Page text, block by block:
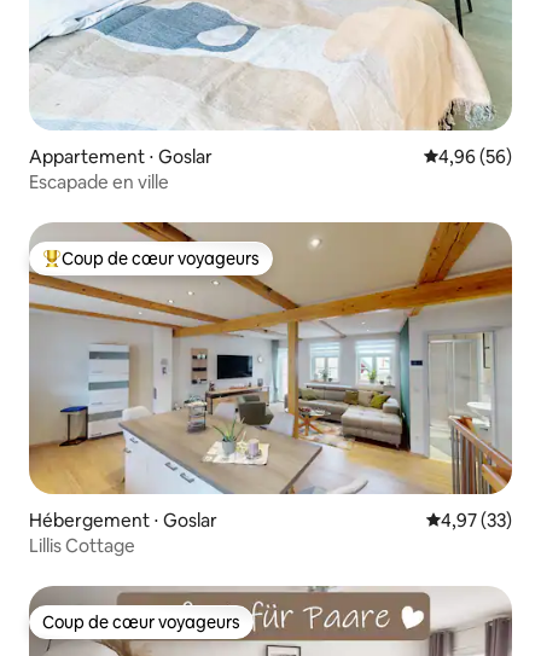
Appartement ⋅ Goslar Évaluation
4,96 (56)
Escapade en ville
Coups de cœur voyageurs les plus appréciés
Coup de cœur voyageurs
Hébergement ⋅ Goslar Évaluation
4,97 (33)
Lillis Cottage
Coup de cœur voyageurs
Coup de cœur voyageurs